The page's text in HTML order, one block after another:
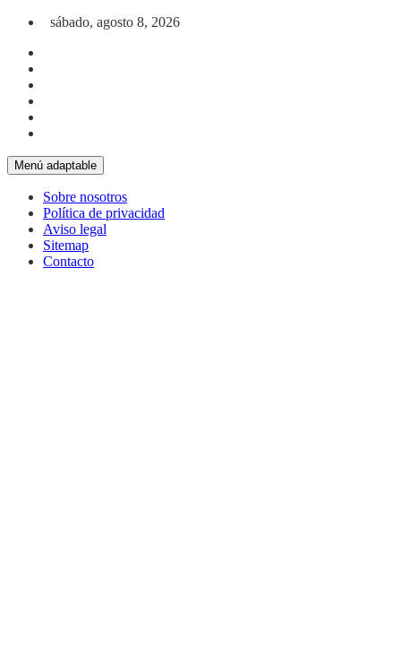
Saltar al contenido
sábado, agosto 8, 2026
Menú adaptable
Sobre nosotros
Política de privacidad
Aviso legal
Sitemap
Contacto